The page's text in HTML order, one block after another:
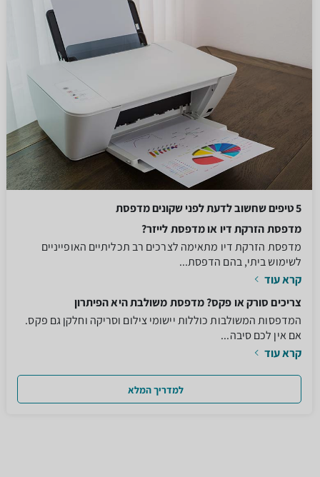
5 טיפים שחשוב לדעת לפני שקונים מדפסת
מדפסת הזרקת דיו או מדפסת לייזר?
מדפסת הזרקת דיו מתאימה לצרכים רב תכליתיים האופייניים
לשימוש ביתי, בהם הדפסת...
קרא עוד
צריכים סורק או פקס? מדפסת משולבת היא הפיתרון
המדפסות המשולבות כוללות יישומי צילום וסריקה וחלקן גם פקס.
אם אין לכם סיבה...
קרא עוד
למדריך המלא